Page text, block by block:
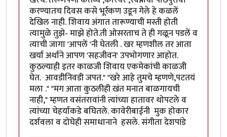
करण्यातच दिवस कसे भूर्रकण उडून गेले हे कळलें
देखिल नाही. शिवाय अंगात तारूण्याची मस्ती होती
त्यामुळे तुझे- माझे होते.ती ओसरताच ते ही गळून पडलें व
त्याची जागा 'आपलें 'नी घेतली . खर म्हणशील तर आता
खर्या अर्थाने आपण 'सहजीवन' उपभोगणार आहोत.
कुठल्याही इतर काळजी शिवाय एकमेकांची काळजी
घेत. आवडीनिवडी जपत." "खरे आहे तुमचे म्हणणे,पटतयं
मला ." "मग आता कुठलीही खंत मनात बाळगायची
नाही," म्हणत वसंतरावांनी त्यांच्या हातावर थोपटले व
त्यांच्या चेहर्याकडे बघितले. कावेरीबाईनी मुक होकार
दर्शवला व दोघेही समाधानाने हसले. संगीता देशपांडे